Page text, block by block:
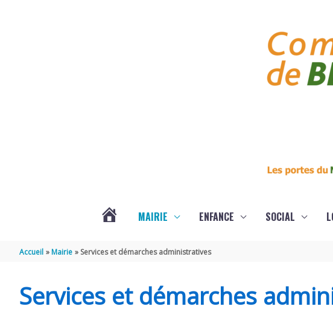
MAIRIE ENFANCE SOCIAL
Accueil Mairie Services et démarches administratives
Services et démarches